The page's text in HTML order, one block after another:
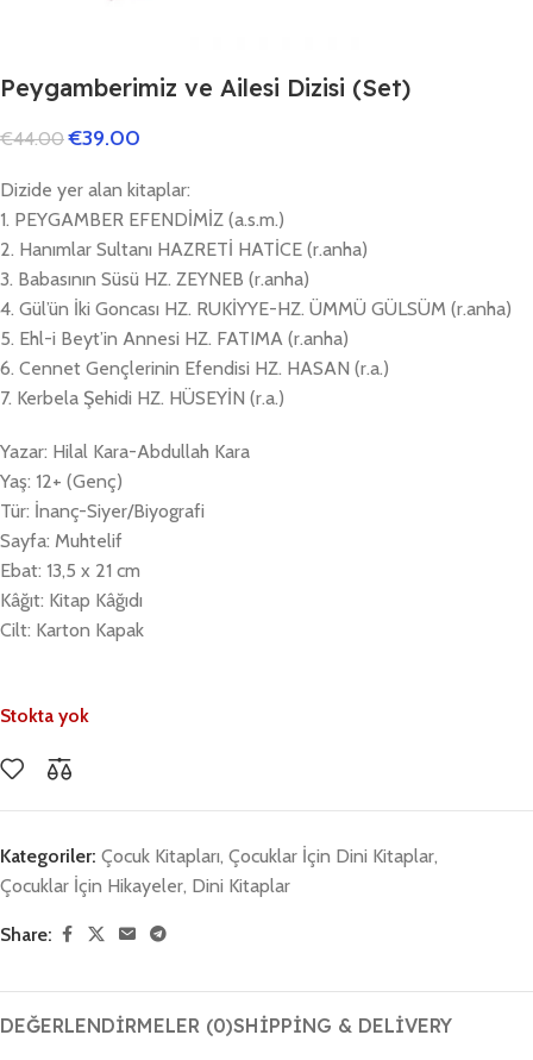
Peygamberimiz ve Ailesi Dizisi (Set)
€44.00 €39.00
Dizide yer alan kitaplar:
1. PEYGAMBER EFENDİMİZ (a.s.m.)
2. Hanımlar Sultanı HAZRETİ HATİCE (r.anha)
3. Babasının Süsü HZ. ZEYNEB (r.anha)
4. Gül’ün İki Goncası HZ. RUKİYYE-HZ. ÜMMÜ GÜLSÜM (r.anha)
5. Ehl-i Beyt’in Annesi HZ. FATIMA (r.anha)
6. Cennet Gençlerinin Efendisi HZ. HASAN (r.a.)
7. Kerbela Şehidi HZ. HÜSEYİN (r.a.)
Yazar: Hilal Kara-Abdullah Kara
Yaş: 12+ (Genç)
Tür: İnanç-Siyer/Biyografi
Sayfa: Muhtelif
Ebat: 13,5 x 21 cm
Kâğıt: Kitap Kâğıdı
Cilt: Karton Kapak
Stokta yok
Kategoriler: Çocuk Kitapları, Çocuklar İçin Dini Kitaplar,
Çocuklar İçin Hikayeler, Dini Kitaplar
Share:
DEĞERLENDIRMELER (0)SHIPPING & DELIVERY